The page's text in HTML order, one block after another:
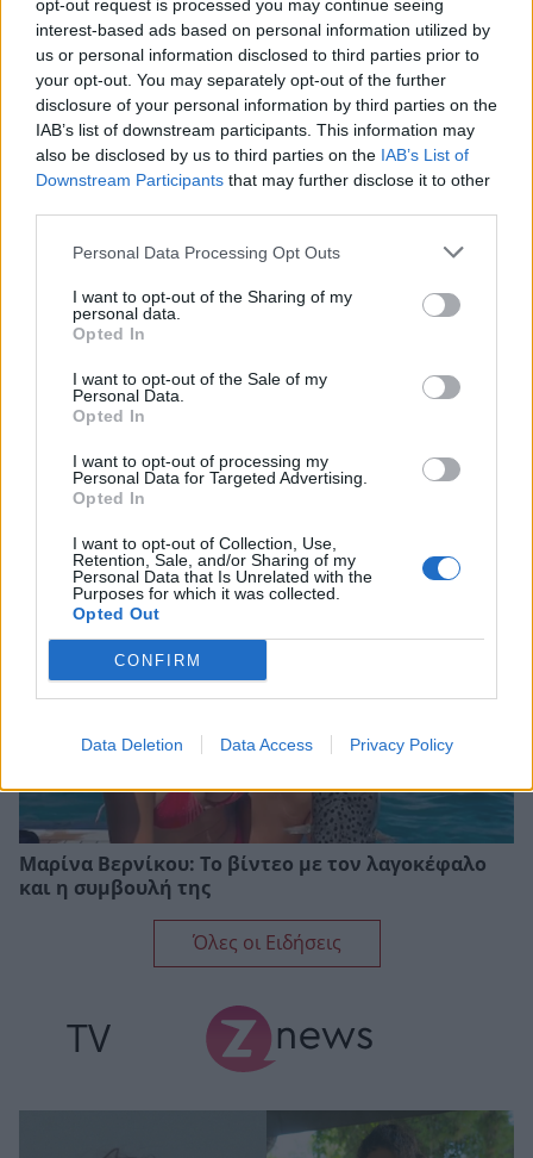
opt-out request is processed you may continue seeing
interest-based ads based on personal information utilized by
us or personal information disclosed to third parties prior to
your opt-out. You may separately opt-out of the further
disclosure of your personal information by third parties on the
IAB’s list of downstream participants. This information may
also be disclosed by us to third parties on the IAB’s List of
Downstream Participants that may further disclose it to other
Personal Data Processing Opt Outs
I want to opt-out of the Sharing of my
personal data.
Opted In
I want to opt-out of the Sale of my
Personal Data.
Opted In
I want to opt-out of processing my
Personal Data for Targeted Advertising.
Opted In
I want to opt-out of Collection, Use,
Retention, Sale, and/or Sharing of my
Personal Data that Is Unrelated with the
Purposes for which it was collected.
Opted Out
CONFIRM
Data Deletion Data Access Privacy Policy
Ανέστης Ευαγγελόπουλος: Η γνωστή
παρουσιάστρια που αρνήθηκε να πάει στο podcast
του και η αποστομωτική απάντησή του
Ανδρομάχη: Η φωτογραφία με τον ορό στο χέρι και
το μήνυμα όλο νόημα – «Έρχεται τετραήμερο
φωτιά»
Μαρίνα Βερνίκου: Το βίντεο με τον λαγοκέφαλο
και η συμβουλή της
Όλες οι Ειδήσεις
TV